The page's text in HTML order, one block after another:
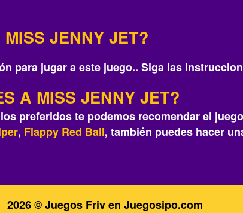
JENNY JET?
para jugar a este juego.. Siga las
A MISS JENNY JET?
preferidos te podemos recomendar el
, Flappy Red Ball, también puedes hacer
2026 © Juegos Friv en Juegosipo.com